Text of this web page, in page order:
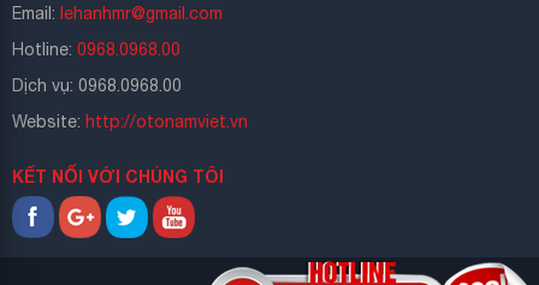
Email: lehanhmr@gmail.com
Hotline: 0968.0968.00
Dịch vụ: 0968.0968.00
Website: http://otonamviet.vn
KẾT NỐI VỚI CHÚNG TÔI